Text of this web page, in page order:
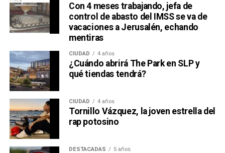
Con 4 meses trabajando, jefa de
control de abasto del IMSS se va de
vacaciones a Jerusalén, echando
mentiras
CIUDAD 4 años
¿Cuándo abrirá The Park en SLP y
qué tiendas tendrá?
CIUDAD 4 años
Tornillo Vázquez, la joven estrella del
rap potosino
DESTACADAS 5 años